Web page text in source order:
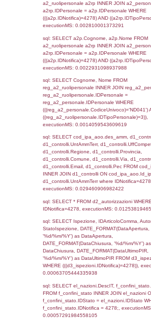
sql: SELECT COUNT(*)
WHERE `userlevelid` = -
0.00019598007202148
sql: SELECT
`userlevelpermissions`
executionMS:
sql: SELECT
localita, el_prov.citta AS
n.FileNotificaZip,
LEFT JOIN
n.CodiceUnivoco LEFT
a1.CodiceUnivoco =
el_comuni AS el_com
el_com.IstComune
a1.ProvinciaStab =
sql: SELECT
ComuneST,
el_regioni.Regione as
as ComuneSL,
(((((a1_stabilimento
LEFT JOIN el_province